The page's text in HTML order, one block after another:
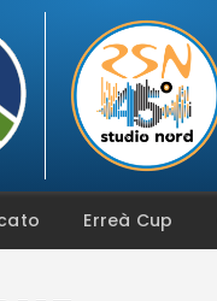
Erreà Cup